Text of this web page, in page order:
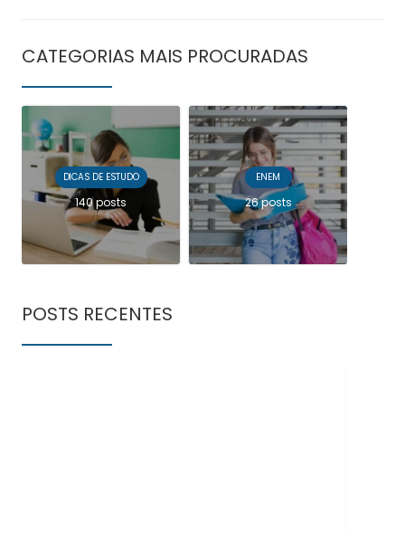
CATEGORIAS MAIS PROCURADAS
DICAS DE ESTUDO
140 posts
ENEM
26 posts
POSTS RECENTES